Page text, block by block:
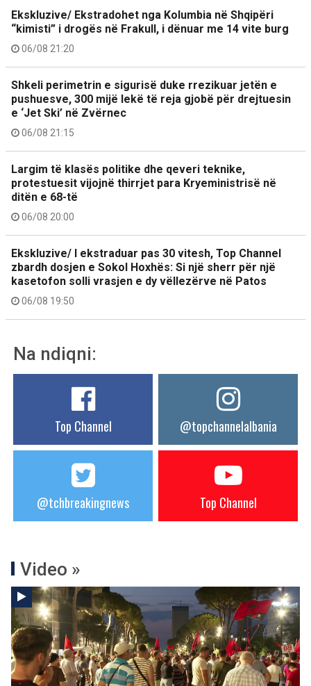
Ekskluzive/ Ekstradohet nga Kolumbia në Shqipëri
“kimisti” i drogës në Frakull, i dënuar me 14 vite burg
06/08 21:20
Shkeli perimetrin e sigurisë duke rrezikuar jetën e
pushuesve, 300 mijë lekë të reja gjobë për drejtuesin
e ‘Jet Ski’ në Zvërnec
06/08 21:15
Largim të klasës politike dhe qeveri teknike,
protestuesit vijojnë thirrjet para Kryeministrisë në
ditën e 68-të
06/08 20:00
Ekskluzive/ I ekstraduar pas 30 vitesh, Top Channel
zbardh dosjen e Sokol Hoxhës: Si një sherr për një
kasetofon solli vrasjen e dy vëllezërve në Patos
06/08 19:50
Na ndiqni:
Top Channel @topchannelalbania
@tchbreakingnews Top Channel
Video »